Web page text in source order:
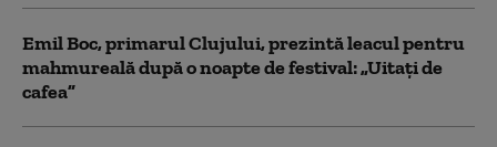
Emil Boc, primarul Clujului, prezintă leacul pentru
mahmureală după o noapte de festival: „Uitați de
cafea”